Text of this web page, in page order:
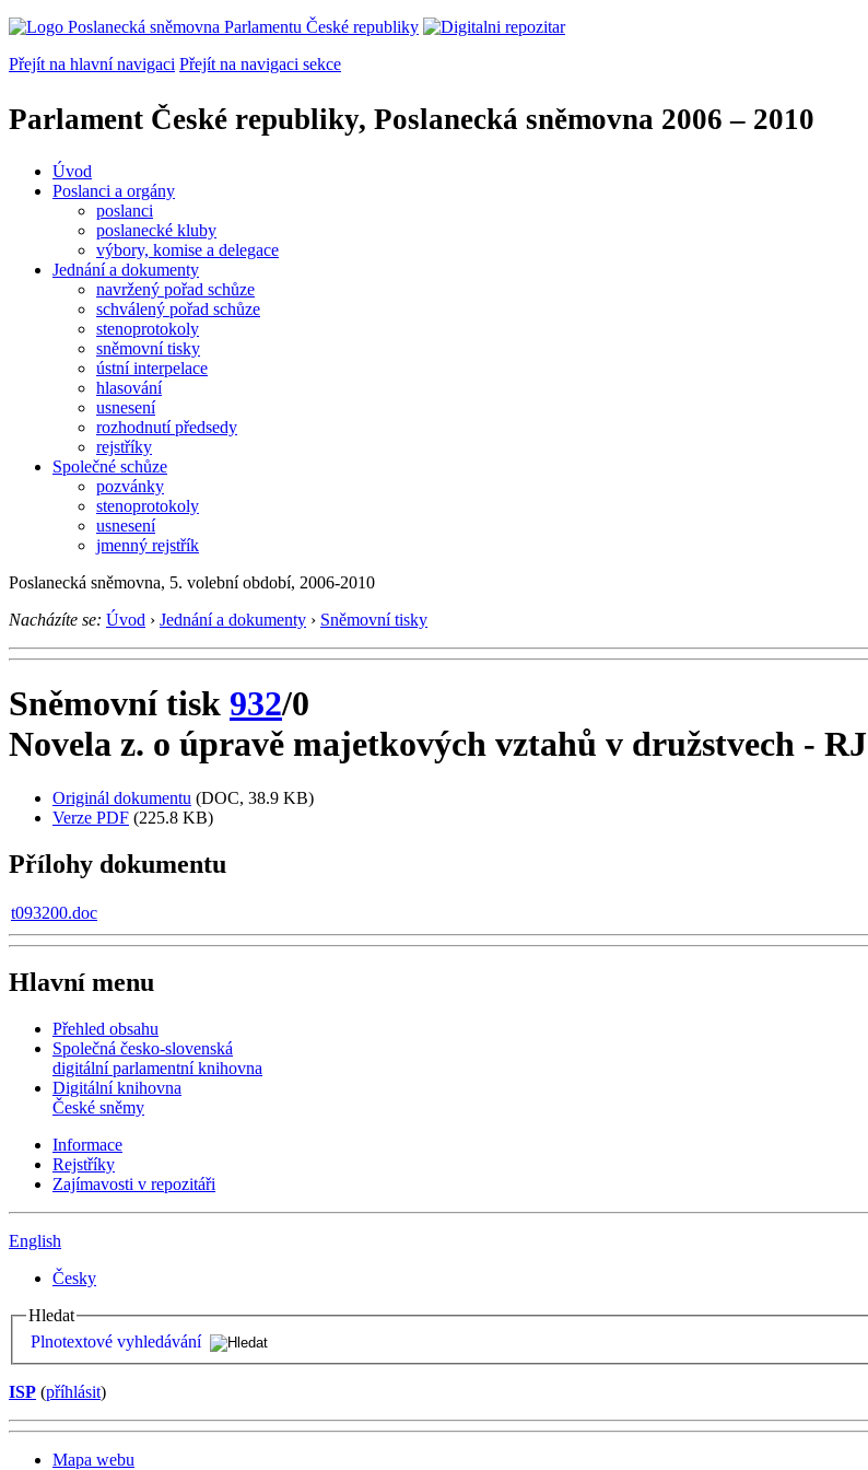
Přejít na hlavní navigaci Přejít na navigaci sekce
Parlament České republiky, Poslanecká sněmovna 2006 – 2010
Úvod
Poslanci a orgány
poslanci
poslanecké kluby
výbory, komise a delegace
Jednání a dokumenty
navržený pořad schůze
schválený pořad schůze
stenoprotokoly
sněmovní tisky
ústní interpelace
hlasování
usnesení
rozhodnutí předsedy
rejstříky
Společné schůze
pozvánky
stenoprotokoly
usnesení
jmenný rejstřík
Poslanecká sněmovna, 5. volební období, 2006-2010
Nacházíte se: Úvod › Jednání a dokumenty › Sněmovní tisky
Sněmovní tisk 932/0
Novela z. o úpravě majetkových vztahů v družstvech - RJ
Originál dokumentu (DOC, 38.9 KB)
Verze PDF (225.8 KB)
Přílohy dokumentu
t093200.doc
Hlavní menu
Přehled obsahu
Společná česko-slovenská
digitální parlamentní knihovna
Digitální knihovna
České sněmy
Informace
Rejstříky
Zajímavosti v repozitáři
English
Česky
Hledat
Plnotextové vyhledávání
ISP (příhlásit)
Mapa webu